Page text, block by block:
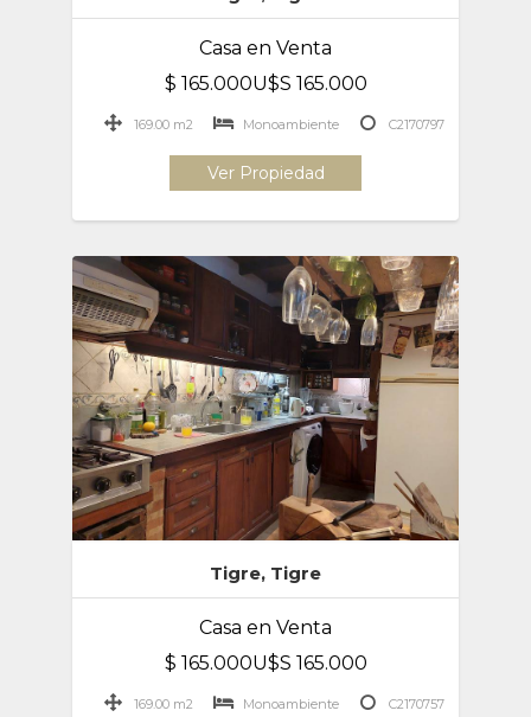
Casa en Venta
$ 165.000U$S 165.000
169.00 m2 Monoambiente C2170797
Ver Propiedad
Tigre, Tigre
Casa en Venta
$ 165.000U$S 165.000
169.00 m2 Monoambiente C2170757